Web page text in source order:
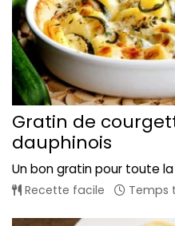
Gratin de
dauphinois
Un bon gratin pour toute
Recette facile Temps